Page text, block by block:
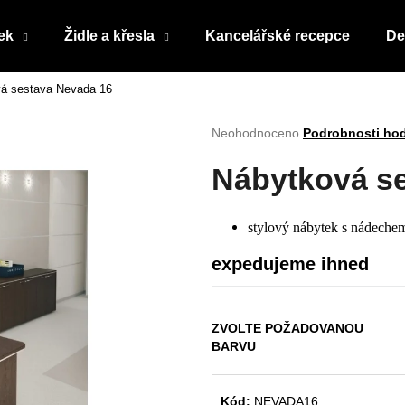
Židle a křesla Kancelářské recepce
sestava Nevada 16
Průměrné
produktu
je
Neohodnoceno Podrobnosti
Nábytková
stylový nábytek s
expedujeme ihned
ZVOLTE POŽADOVANOU
BARVU
Kód: NEVADA16
Co potřebujete najít?
HLEDAT